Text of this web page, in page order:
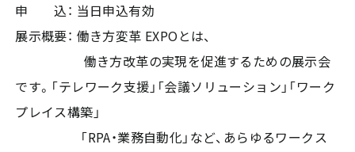
申 込： 当日申込有効
展示概要： 働き方変革 EXPOとは、
働き方改革の実現を促進するための展示会
です。「テレワーク支援」「会議ソリューション」「ワーク
プレイス構築」
「RPA・業務自動化」など、あらゆるワークス